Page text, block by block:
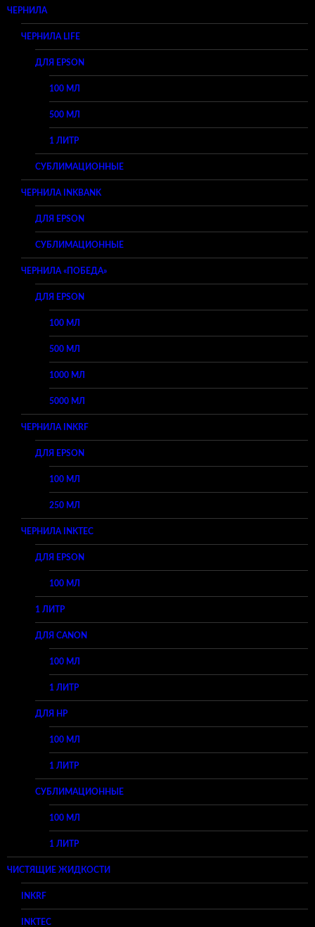
ЧЕРНИЛА
ЧЕРНИЛА LIFE
ДЛЯ EPSON
100 МЛ
500 МЛ
1 ЛИТР
СУБЛИМАЦИОННЫЕ
ЧЕРНИЛА INKBANK
ДЛЯ EPSON
СУБЛИМАЦИОННЫЕ
ЧЕРНИЛА «ПОБЕДА»
ДЛЯ EPSON
100 МЛ
500 МЛ
1000 МЛ
5000 МЛ
ЧЕРНИЛА INKRF
ДЛЯ EPSON
100 МЛ
250 МЛ
ЧЕРНИЛА INKTEC
ДЛЯ EPSON
100 МЛ
1 ЛИТР
ДЛЯ CANON
100 МЛ
1 ЛИТР
ДЛЯ HP
100 МЛ
1 ЛИТР
СУБЛИМАЦИОННЫЕ
100 МЛ
1 ЛИТР
ЧИСТЯЩИЕ ЖИДКОСТИ
INKRF
INKTEC